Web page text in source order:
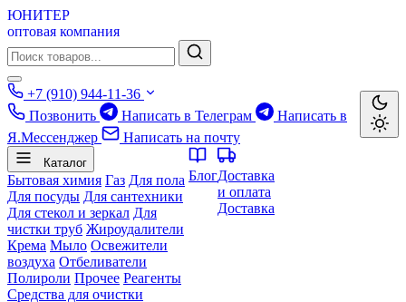
ЮНИТЕР
оптовая компания
+7 (910) 944-11-36
Позвонить
Написать в Телеграм
Написать в
Я.Мессенджер
Написать на почту
Каталог
Бытовая химия Газ Для пола
Для посуды Для сантехники
Для стекол и зеркал Для
чистки труб Жироудалители
Крема Мыло Освежители
воздуха Отбеливатели
Полироли Прочее Реагенты
Средства для очистки
БлогДоставка
и оплата
Доставка